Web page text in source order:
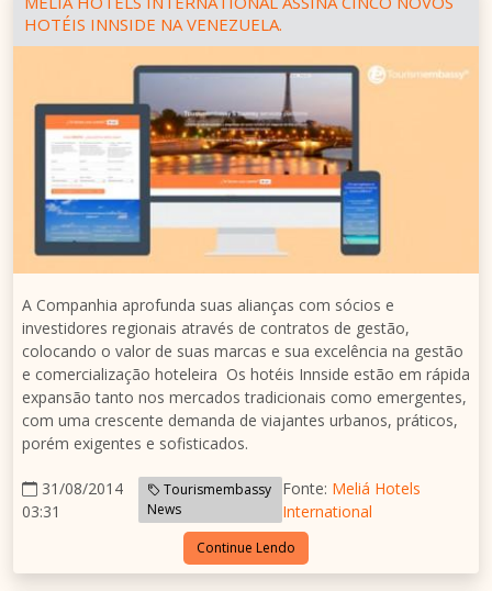
HOTÉIS INNSIDE NA VENEZUELA.
A Companhia aprofunda suas alianças com sócios e
investidores regionais através de contratos de gestão,
colocando o valor de suas marcas e sua excelência na gestão
e comercialização hoteleira Os hotéis Innside estão em rápida
expansão tanto nos mercados tradicionais como emergentes,
com uma crescente demanda de viajantes urbanos, práticos,
porém exigentes e sofisticados.
31/08/2014
03:31
Tourismembassy
News
Fonte: Meliá Hotels
International
Continue Lendo